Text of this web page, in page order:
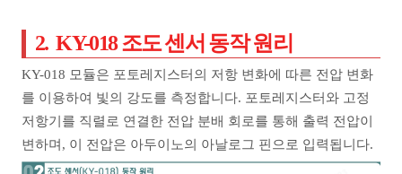
2. KY-018 조도 센서 동작 원리
KY-018 모듈은 포토레지스터의 저항 변화에 따른 전압 변화
를 이용하여 빛의 강도를 측정합니다. 포토레지스터와 고정
저항기를 직렬로 연결한 전압 분배 회로를 통해 출력 전압이
변하며, 이 전압은 아두이노의 아날로그 핀으로 입력됩니다.